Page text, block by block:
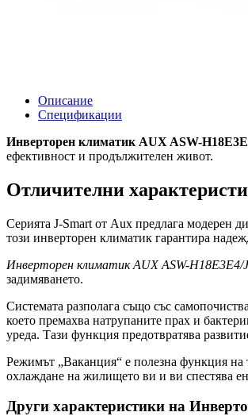
Описание
Спецификации
Инверторен климатик AUX ASW-
ефективност и продължителен живот.
Отличителни
Серията J-Smart от Aux предлага модерен
този инверторен климатик гарантира
Инверторен климатик AUX ASW-
задимяването.
Системата разполага също със
което премахва натрупаните прах и
уреда. Тази функция предотвратява
Режимът „Ваканция“ е полезна функция на
охлаждане на жилището ви и ви спестява
Други характеристики на